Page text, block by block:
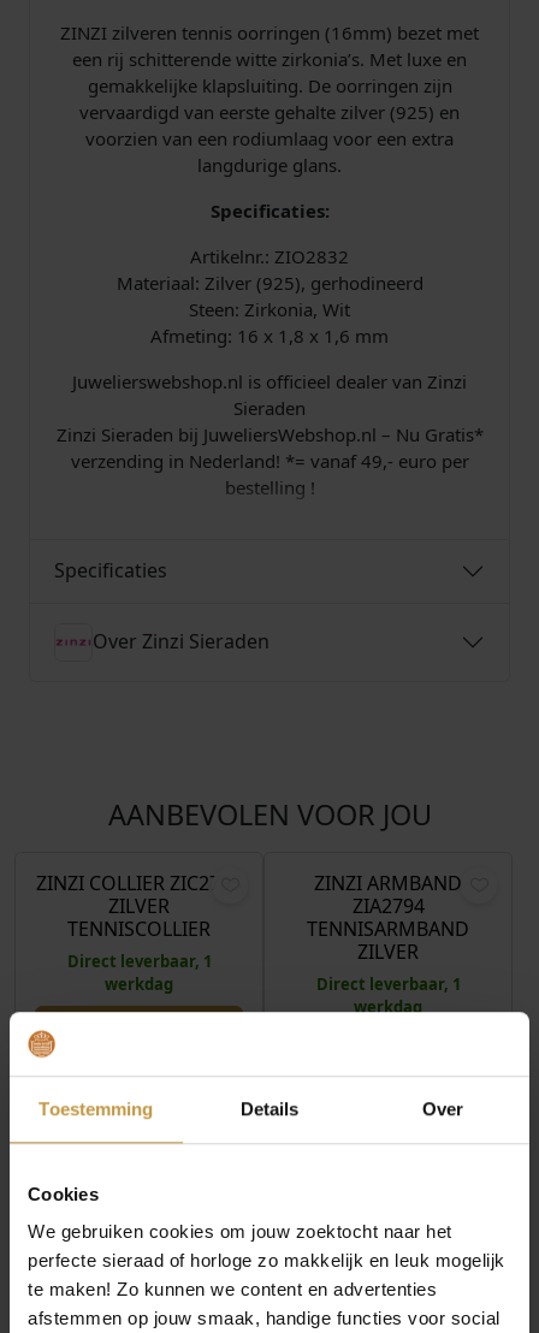
Toestemming Details Over
Cookies
We gebruiken cookies om jouw zoektocht naar het
perfecte sieraad of horloge zo makkelijk en leuk mogelijk
te maken! Zo kunnen we content en advertenties
afstemmen op jouw smaak, handige functies voor social
a
l
ZINZI zilveren tennis oorringen (16mm) bezet met
een rij schitterende witte zirkonia’s. Met luxe en
gemakkelijke klapsluiting. De oorringen zijn
vervaardigd van eerste gehalte zilver (925) en
voorzien van een rodiumlaag voor een extra
langdurige glans.
Specificaties:
Artikelnr.: ZIO2832
Materiaal: Zilver (925), gerhodineerd
Steen: Zirkonia, Wit
Afmeting: 16 x 1,8 x 1,6 mm
Juwelierswebshop.nl is officieel dealer van Zinzi
Sieraden
Zinzi Sieraden bij JuweliersWebshop.nl – Nu Gratis*
verzending in Nederland! *= vanaf 49,- euro per
bestelling !
Specificaties
Over Zinzi Sieraden
AANBEVOLEN VOOR JOU
€169,95
ZINZI COLLIER ZIC2795
ZILVER
TENNISCOLLIER
Direct leverbaar, 1
werkdag
ZINZI ARMBAND
ZIA2794
TENNISARMBAND
ZILVER
Direct leverbaar, 1
werkdag
ZINZI CREOLEN
ZIO2727Y ZILVER
ZIRCONIA VERGULD
Direct leverbaar, 1
ZINZI OORBELLEN
ZIO2882 ZILVER
DUBBELE RIJ HARTJES
Direct leverbaar, 1